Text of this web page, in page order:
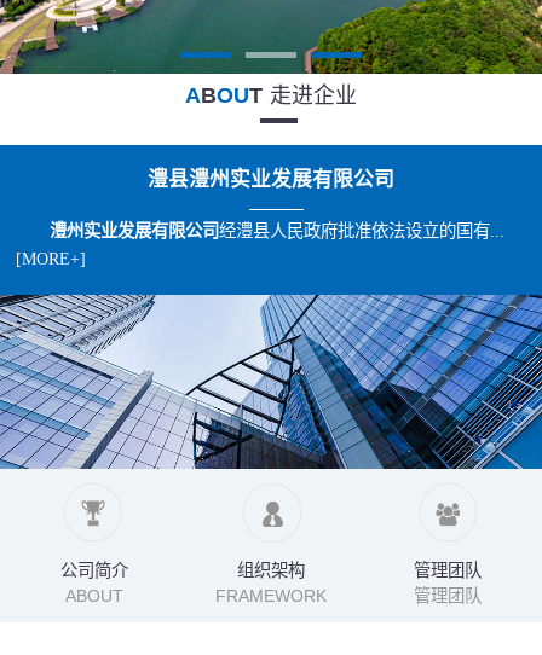
ABOUT 走进企业
澧县澧州实业发展有限公司
澧州实业发展有限公司经澧县人民政府批准依法设立的国有...
[MORE+]
公司简介
ABOUT
组织架构
FRAMEWORK
管理团队
管理团队